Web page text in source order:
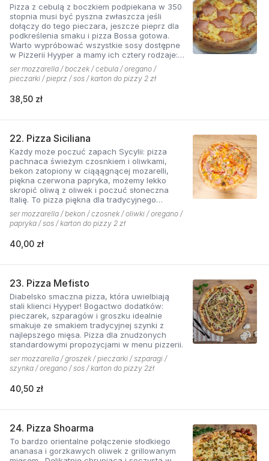
Pizza z cebulą z boczkiem podpiekana w 350
stopnia musi być pyszna zwłaszcza jeśli
dołączy do tego pieczara, jeszcze pieprz dla
podkreślenia smaku i pizza Bossa gotowa.
Warto wypróbować wszystkie sosy dostępne
w Pizzerii Hyyper a mamy ich cztery rodzaje:
pomidorowy łagodny, pomidorowy pikantny,
jogurtowo-czosnkowy oraz sos słodko-
kwaśny , każdy niepowtarzalny w smaku.
ser mozzarella / boczek / cebula / oregano /
pieczarki / pieprz / sos / karton do pizzy 2 zł
38,50 zł
22. Pizza Siciliana
Każdy może poczuć zapach Sycylii: pizza
pachnaca świeżym czosnkiem i oliwkami,
bekon zatopiony w ciąąągnącej mozarelli,
piękna czerwona papryka, możemy lekko
skropić oliwą z oliwek i poczuć słoneczna
Italię. To pizza piękna dla tradycyjnego
podniebienia
ser mozzarella / bekon / czosnek / oliwki / oregano /
papryka / sos / karton do pizzy 2 zł
40,00 zł
23. Pizza Mefisto
Diabelsko smaczna pizza, która uwielbiają
stali klienci Hyyper! Bogactwo dodatków:
pieczarek, szparagów i groszku idealnie
smakuje ze smakiem tradycyjnej szynki z
najlepszego mięsa. Pizza dla znudzonych
standardowymi propozycjami w menu pizzerii.
ser mozzarella / groszek / pieczarki / szparagi /
szynka / oregano / sos / karton do pizzy 2zł
40,50 zł
24. Pizza Shoarma
To bardzo orientalne połączenie słodkiego
ananasa i gorzkawych oliwek z grillowanym